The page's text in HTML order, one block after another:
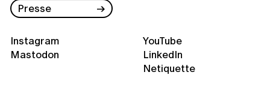
Presse
Instagram
Mastodon
YouTube
LinkedIn
Netiquette